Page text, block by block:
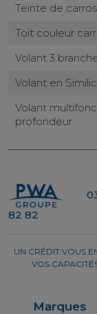
Teinte de
Toit couleur
Volant 3
Volant en
Volant
profondeur
82 82
UN CRÉDIT VOUS
VOS
Marques